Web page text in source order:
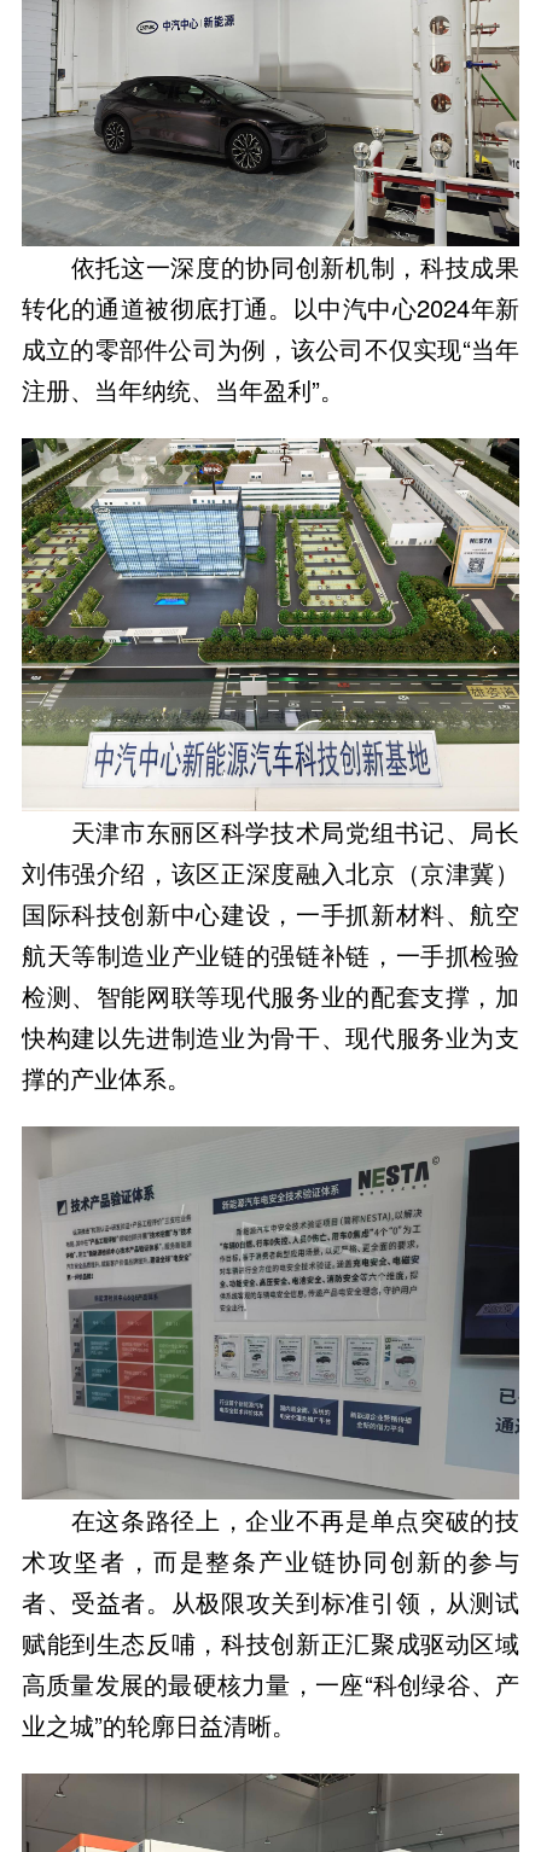
依托这一深度的协同创新机制，科技成果
转化的通道被彻底打通。以中汽中心2024年新
成立的零部件公司为例，该公司不仅实现“当年
注册、当年纳统、当年盈利”。
天津市东丽区科学技术局党组书记、局长
刘伟强介绍，该区正深度融入北京（京津冀）
国际科技创新中心建设，一手抓新材料、航空
航天等制造业产业链的强链补链，一手抓检验
检测、智能网联等现代服务业的配套支撑，加
快构建以先进制造业为骨干、现代服务业为支
撑的产业体系。
在这条路径上，企业不再是单点突破的技
术攻坚者，而是整条产业链协同创新的参与
者、受益者。从极限攻关到标准引领，从测试
赋能到生态反哺，科技创新正汇聚成驱动区域
高质量发展的最硬核力量，一座“科创绿谷、产
业之城”的轮廓日益清晰。